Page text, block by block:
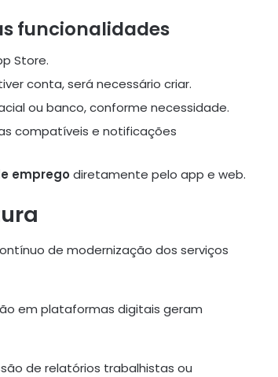
funcionalidades
Store.
conta, será necessário criar.
ou banco, conforme necessidade.
compatíveis e notificações
emprego diretamente pelo app e web.
de modernização dos serviços
em plataformas digitais geram
de relatórios trabalhistas ou